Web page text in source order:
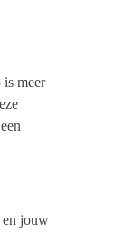
meer
en jouw